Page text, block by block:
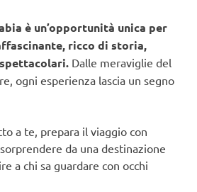
è un’opportunità unica per
ricco di storia,
Dalle meraviglie del
ogni esperienza lascia un segno
a te, prepara il viaggio con
da una destinazione
a chi sa guardare con occhi